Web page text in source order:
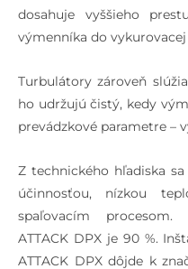
„C“
horákom
Hĺbka komory
Stupeň krytia
Elektrický
príkon – drevo
W
dosahuje vyššieho
výmenníka do vykurovacej
Turbulátory zároveň
ho udržujú čistý, kedy
prevádzkové parametre –
Z technického hľadiska
účinnosťou, nízkou
spaľovacím procesom.
ATTACK DPX je 90 %.
ATTACK DPX dôjde k